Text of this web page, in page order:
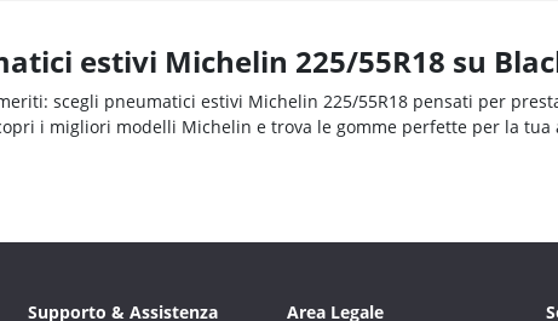
estivi Michelin 225/55R18 su
scegli pneumatici estivi Michelin 225/55R18 pensati per
i migliori modelli Michelin e trova le gomme perfette per la
Supporto & Assistenza Area Legale